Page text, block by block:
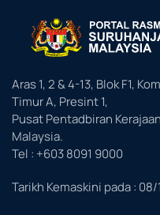
Aras 1, 2 & 4-13, Blok F1,
Timur A, Presint 1,
Pusat Pentadbiran
Malaysia.
Tel : +603 8091 9000
Tarikh Kemaskini pada : 08/